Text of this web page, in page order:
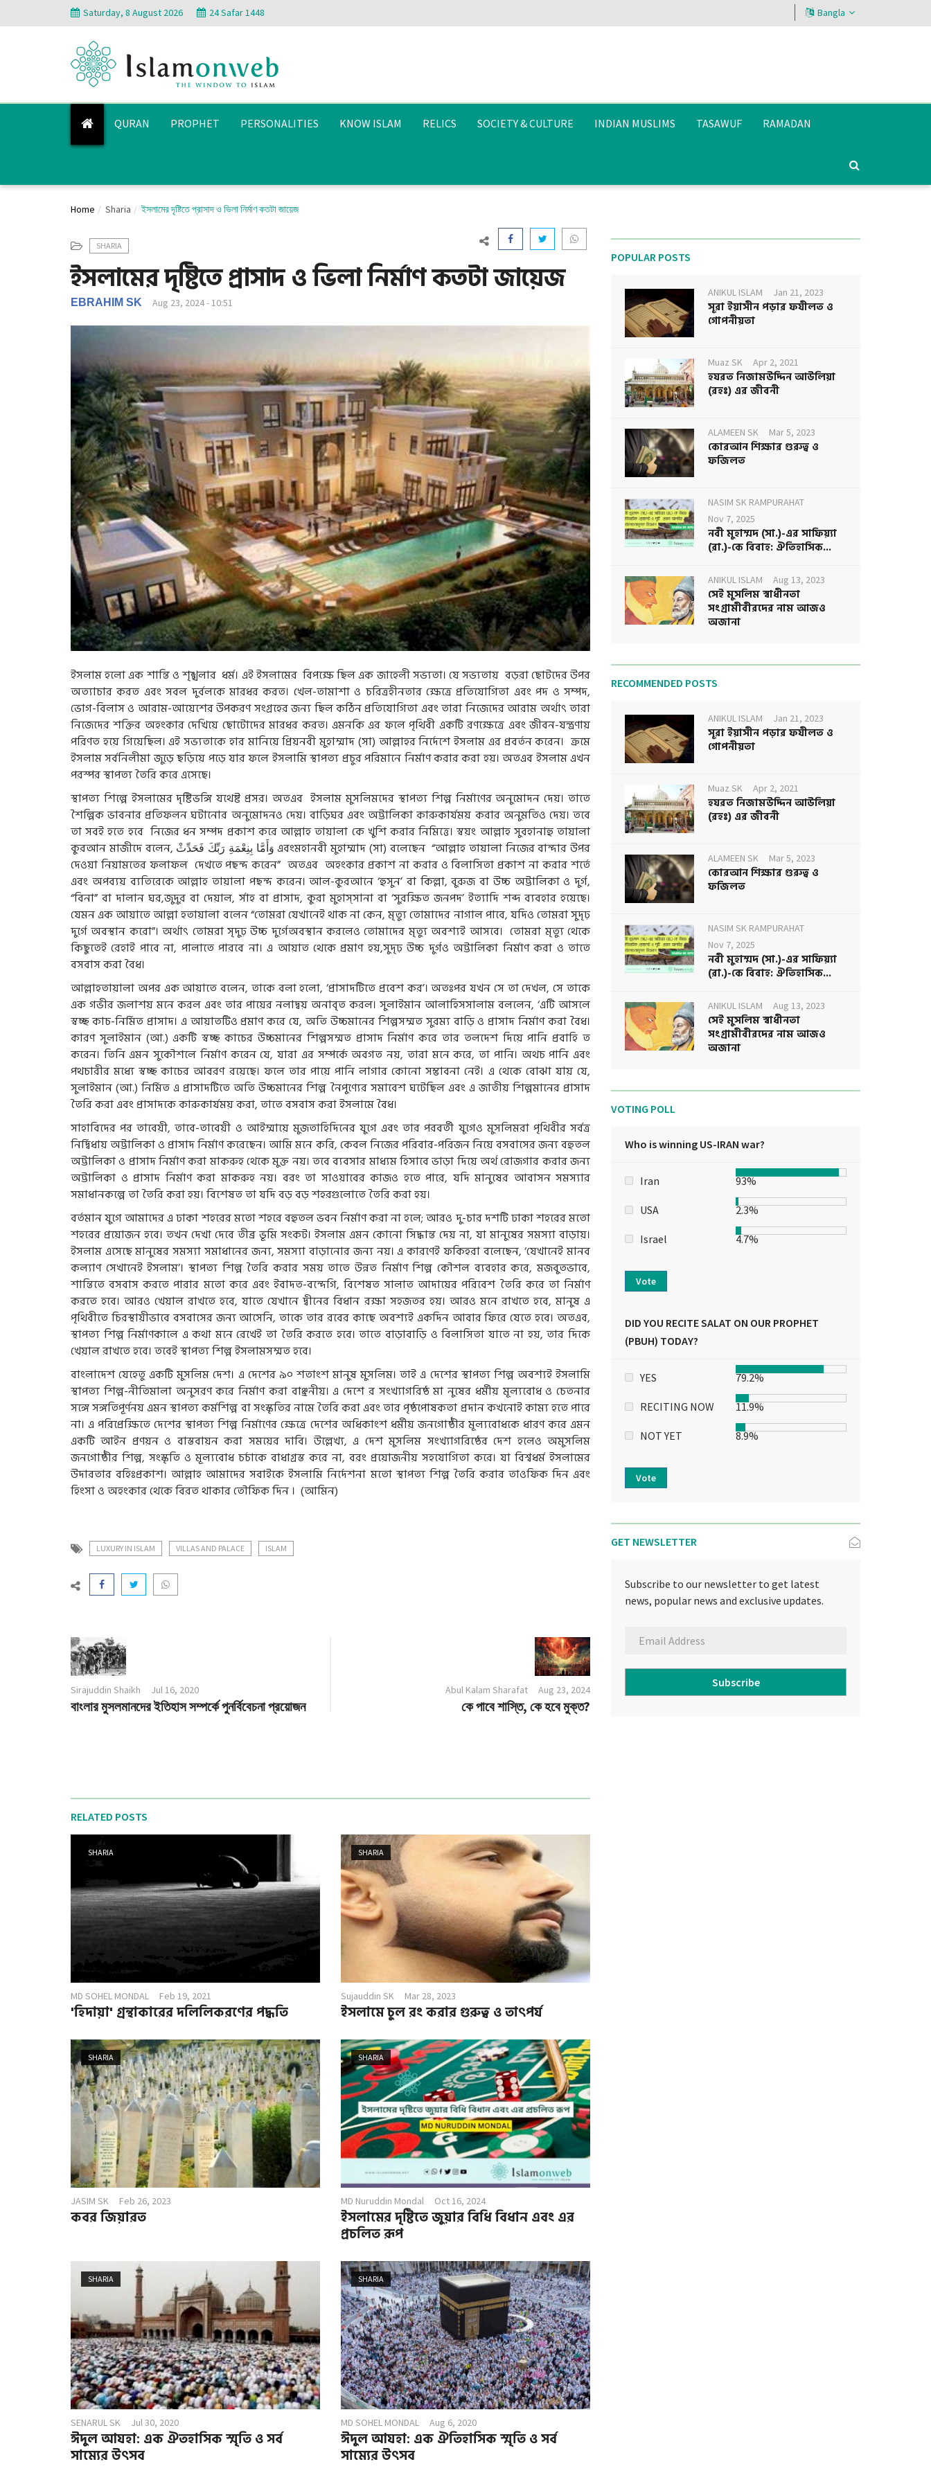
Saturday, 8 August 2026 24 Safar 1448 Bangla
QURAN PROPHET PERSONALITIES KNOW ISLAM RELICS SOCIETY & CULTURE INDIAN MUSLIMS TASAWUF RAMADAN
Home Sharia ইসলামের দৃষ্টিতে প্রাসাদ ও ভিলা নির্মাণ কতটা জায়েজ
SHARIA
ইসলামের দৃষ্টিতে প্রাসাদ ও ভিলা নির্মাণ কতটা জায়েজ
EBRAHIM SK Aug 23, 2024 - 10:51
ইসলাম হলো এক শান্তি ও শৃঙ্খলার ধর্ম। এই ইসলামের বিপক্ষে ছিল এক জাহেলী সভ্যতা। যে সভ্যতায় বড়রা ছোটদের উপর
অত্যাচার করত এবং সবল দুর্বলকে মারধর করত। খেল-তামাশা ও চরিত্রহীনতার ক্ষেত্রে প্রতিযোগিতা এবং পদ ও সম্পদ,
ভোগ-বিলাস ও আরাম-আয়েশের উপকরণ সংগ্রহের জন্য ছিল কঠিন প্রতিযোগিতা এবং তারা নিজেদের আরাম অর্থাৎ তারা
নিজেদের শক্তির অহংকার দেখিয়ে ছোটোদের মারধর করত। এমনকি এর ফলে পৃথিবী একটি রণক্ষেত্রে এবং জীবন-যন্ত্রণায়
পরিণত হয়ে গিয়েছিল। এই সভ্যতাকে হার মানিয়ে প্রিয়নবী মুহাম্মাদ (সা) আল্লাহর নির্দেশে ইসলাম এর প্রবর্তন করেন। ক্রমে
ইসলাম সর্বনিলীমা জুড়ে ছড়িয়ে পড়ে যার ফলে ইসলামি স্থাপত্য প্রচুর পরিমানে নির্মাণ করার করা হয়। অতএব ইসলাম এখন
পরস্পর স্থাপত্য তৈরি করে এসেছে।
স্থাপত্য শিল্পে ইসলামের দৃষ্টিভঙ্গি যথেষ্ট প্রসর। অতএব ইসলাম মুসলিমদের স্থাপত্য শিল্প নির্মাণের অনুমোদন দেয়। তাতে
শৈল্পিক ভাবনার প্রতিফলন ঘটানোর অনুমোদনও দেয়। বাড়িঘর এবং অট্টালিকা কারুকার্যময় করার অনুমতিও দেয়। তবে
তা সবই হতে হবে নিজের ধন সম্পদ প্রকাশ করে আল্লাহ তায়ালা কে খুশি করার নিমিত্তে। স্বয়ং আল্লাহ সুবহানাহু তায়ালা
কুরআন মাজীদে বলেন,
وَأَمَّا بِنِعْمَةِ رَبِّكَ فَحَدِّثْ
এবংমহানবী মুহাম্মাদ (সা) বলেছেন “আল্লাহ তায়ালা নিজের বান্দার উপর
দেওয়া নিয়ামতের ফলাফল দেখতে পছন্দ করেন” অতএব অহংকার প্রকাশ না করার ও বিলাসিতা প্রকাশ না করার শর্তে
এবং অপব্যয় ব্যতিরেকে আল্লাহ তায়ালা পছন্দ করেন। আল-কুরআনে ‘হুসুন’ বা কিল্লা, বুরুজ বা উচ্চ অট্টালিকা ও দুর্গ,
“বিনা” বা দালান ঘর,জুদুর বা দেয়াল, র্সাহ বা প্রাসাদ, কুরা মুহাস্সানা বা ‘সুরক্ষিত জনপদ’ ইত্যাদি শব্দ ব্যবহার হয়েছে।
যেমন এক আয়াতে আল্লা হতায়ালা বলেন “তোমরা যেখানেই থাক না কেন, মৃত্যু তোমাদের নাগাল পাবে, যদিও তোমরা সুদৃঢ়
দুর্গে অবস্থান করো”। অর্থাৎ তোমরা সৃদুঢ় উচ্চ দুর্গেঅবস্থান করলেও তোমাদের মৃত্যু অবশ্যই আসবে। তোমরা মৃত্যু থেকে
কিছুতেই রেহাই পাবে না, পালাতে পারবে না। এ আয়াত থেকে প্রমাণ হয়,সুদৃঢ় উচ্চ দুর্গও অট্টালিকা নির্মাণ করা ও তাতে
বসবাস করা বৈধ।
আল্লাহতায়ালা অপর এক আয়াতে বলেন, তাকে বলা হলো, ‘প্রাসাদটিতে প্রবেশ কর’। অতঃপর যখন সে তা দেখল, সে তাকে
এক গভীর জলাশয় মনে করল এবং তার পায়ের নলাদ্বয় অনাবৃত করল। সুলাইমান আলাহিসসালাম বললেন, ‘এটি আসলে
স্বচ্ছ কাচ-নির্মিত প্রাসাদ। এ আয়াতটিও প্রমাণ করে যে, অতি উচ্চমানের শিল্পসম্মত সুরম্য বাড়ি ও প্রাসাদ নির্মাণ করা বৈধ।
কারণ সুলাইমান (আ.) একটি স্বচ্ছ কাচের উচ্চমানের শিল্পসম্মত প্রাসাদ নির্মাণ করে তার তলদেশ দিয়ে পানি প্রবাহি ত
করেন। তিনি এমন সুকৌশলে নির্মাণ করেন যে, যারা এর সম্পর্কে অবগত নয়, তারা মনে করে, তা পানি। অথচ পানি এবং
পথচারীর মধ্যে স্বচ্ছ কাচের আবরণ রয়েছে। ফলে তার পায়ে পানি লাগার কোনো সম্ভাবনা নেই। এ থেকে বোঝা যায় যে,
সুলাইমান (আ.) নির্মিত এ প্রাসাদটিতে অতি উচ্চমানের শিল্প নৈপুণ্যের সমাবেশ ঘটেছিল এবং এ জাতীয় শিল্পমানের প্রাসাদ
তৈরি করা এবং প্রাসাদকে কারুকার্যময় করা, তাতে বসবাস করা ইসলামে বৈধ।
সাহাবিদের পর তাবেয়ী, তাবে-তাবেয়ী ও আইম্মায়ে মুজতাহিদিনের যুগে এবং তার পরবর্তী যুগেও মুসলিমরা পৃথিবীর সর্বত্র
নির্দ্বিধায় অট্টালিকা ও প্রাসাদ নির্মাণ করেছেন। আমি মনে করি, কেবল নিজের পরিবার-পরিজন নিয়ে বসবাসের জন্য বহুতল
অট্টালিকা ও প্রাসাদ নির্মাণ করা মাকরুহ থেকে মুক্ত নয়। তবে ব্যবসার মাধ্যম হিসাবে ভাড়া দিয়ে অর্থ রোজগার করার জন্য
অট্টালিকা ও প্রাসাদ নির্মাণ করা মাকরুহ নয়। বরং তা সাওয়াবের কাজও হতে পারে, যদি মানুষের আবাসন সমস্যার
সমাধানকল্পে তা তৈরি করা হয়। বিশেষত তা যদি বড় বড় শহরগুলোতে তৈরি করা হয়।
বর্তমান যুগে আমাদের এ ঢাকা শহরের মতো শহরে বহুতল ভবন নির্মাণ করা না হলে; আরও দু-চার দশটি ঢাকা শহরের মতো
শহরের প্রয়োজন হবে। তখন দেখা দেবে তীব্র ভূমি সংকট। ইসলাম এমন কোনো সিদ্ধান্ত দেয় না, যা মানুষের সমস্যা বাড়ায়।
ইসলাম এসেছে মানুষের সমস্যা সমাধানের জন্য, সমস্যা বাড়ানোর জন্য নয়। এ কারণেই ফকিহরা বলেছেন, ‘যেখানেই মানব
কল্যাণ সেখানেই ইসলাম’। স্থাপত্য শিল্প তৈরি করার সময় তাতে উন্নত নির্মাণ শিল্প কৌশল ব্যবহার করে, মজবুতভাবে,
শান্তিতে বসবাস করতে পারার মতো করে এবং ইবাদত-বন্দেগি, বিশেষত সালাত আদায়ের পরিবেশ তৈরি করে তা নির্মাণ
করতে হবে। আরও খেয়াল রাখতে হবে, যাতে যেখানে দ্বীনের বিধান রক্ষা সহজতর হয়। আরও মনে রাখতে হবে, মানুষ এ
পৃথিবীতে চিরস্থায়ীভাবে বসবাসের জন্য আসেনি, তাকে তার রবের কাছে অবশ্যই একদিন আবার ফিরে যেতে হবে। অতএব,
স্থাপত্য শিল্প নির্মাণকালে এ কথা মনে রেখেই তা তৈরি করতে হবে। তাতে বাড়াবাড়ি ও বিলাসিতা যাতে না হয়, তার দিকে
খেয়াল রাখতে হবে। তবেই স্থাপত্য শিল্প ইসলামসম্মত হবে।
বাংলাদেশ যেহেতু একটি মুসলিম দেশ। এ দেশের ৯০ শতাংশ মানুষ মুসলিম। তাই এ দেশের স্থাপত্য শিল্প অবশ্যই ইসলামি
স্থাপত্য শিল্প-নীতিমালা অনুসরণ করে নির্মাণ করা বাঞ্ছনীয়। এ দেশে র সংখ্যাগরিষ্ঠ মা নুষের ধর্মীয় মূল্যবোধ ও চেতনার
সঙ্গে সঙ্গতিপূর্ণনয় এমন স্থাপত্য কর্মশিল্প বা সংস্কৃতির নামে তৈরি করা এবং তার পৃষ্ঠপোষকতা প্রদান কখনোই কাম্য হতে পারে
না। এ পরিপ্রেক্ষিতে দেশের স্থাপত্য শিল্প নির্মাণের ক্ষেত্রে দেশের অধিকাংশ ধর্মীয় জনগোষ্ঠীর মূল্যবোধকে ধারণ করে এমন
একটি আইন প্রণয়ন ও বাস্তবায়ন করা সময়ের দাবি। উল্লেখ্য, এ দেশ মুসলিম সংখ্যাগরিষ্ঠের দেশ হলেও অমুসলিম
জনগোষ্ঠীর শিল্প, সংস্কৃতি ও মূল্যবোধ চর্চাকে বাধাগ্রস্ত করে না, বরং প্রয়োজনীয় সহযোগিতা করে। যা বিশ্বধর্ম ইসলামের
উদারতার বহিঃপ্রকাশ। আল্লাহ আমাদের সবাইকে ইসলামি নির্দেশনা মতো স্থাপত্য শিল্প তৈরি করার তাওফিক দিন এবং
হিংসা ও অহংকার থেকে বিরত থাকার তৌফিক দিন । (আমিন)
LUXURY IN ISLAM VILLAS AND PALACE ISLAM
Sirajuddin Shaikh Jul 16, 2020
বাংলার মুসলমানদের ইতিহাস সম্পর্কে পুনর্বিবেচনা প্রয়োজন
Abul Kalam Sharafat Aug 23, 2024
কে পাবে শাস্তি, কে হবে মুক্ত?
RELATED POSTS
SHARIA
MD SOHEL MONDAL Feb 19, 2021
'হিদায়া' গ্রন্থাকারের দলিলিকরণের পদ্ধতি
SHARIA
Sujauddin SK Mar 28, 2023
ইসলামে চুল রং করার গুরুত্ব ও তাৎপর্য
SHARIA
JASIM SK Feb 26, 2023
কবর জিয়ারত
SHARIA
MD Nuruddin Mondal Oct 16, 2024
ইসলামের দৃষ্টিতে জুয়ার বিধি বিধান এবং এর
প্রচলিত রূপ
SHARIA
SENARUL SK Jul 30, 2020
ঈদুল আযহা: এক ঐতহাসিক স্মৃতি ও সর্ব
সাম্যের উৎসব
SHARIA
MD SOHEL MONDAL Aug 6, 2020
ঈদুল আযহা: এক ঐতিহাসিক স্মৃতি ও সর্ব
সাম্যের উৎসব
POPULAR POSTS
ANIKUL ISLAM Jan 21, 2023
সূরা ইয়াসীন পড়ার ফযীলত ও
গোপনীয়তা
Muaz SK Apr 2, 2021
হযরত নিজামউদ্দিন আউলিয়া
(রহঃ) এর জীবনী
ALAMEEN SK Mar 5, 2023
কোরআন শিক্ষার গুরুত্ব ও
ফজিলত
NASIM SK RAMPURAHAT
Nov 7, 2025
নবী মুহাম্মদ (সা.)-এর সাফিয়্যা
(রা.)-কে বিবাহ: ঐতিহাসিক...
ANIKUL ISLAM Aug 13, 2023
সেই মুসলিম স্বাধীনতা
সংগ্রামীবীরদের নাম আজও
অজানা
RECOMMENDED POSTS
ANIKUL ISLAM Jan 21, 2023
সূরা ইয়াসীন পড়ার ফযীলত ও
গোপনীয়তা
Muaz SK Apr 2, 2021
হযরত নিজামউদ্দিন আউলিয়া
(রহঃ) এর জীবনী
ALAMEEN SK Mar 5, 2023
কোরআন শিক্ষার গুরুত্ব ও
ফজিলত
NASIM SK RAMPURAHAT
Nov 7, 2025
নবী মুহাম্মদ (সা.)-এর সাফিয়্যা
(রা.)-কে বিবাহ: ঐতিহাসিক...
ANIKUL ISLAM Aug 13, 2023
সেই মুসলিম স্বাধীনতা
সংগ্রামীবীরদের নাম আজও
অজানা
VOTING POLL
Who is winning US-IRAN war?
Iran 93%
USA 2.3%
Israel 4.7%
Vote
DID YOU RECITE SALAT ON OUR PROPHET
(PBUH) TODAY?
YES 79.2%
RECITING NOW 11.9%
NOT YET 8.9%
Vote
GET NEWSLETTER
Subscribe to our newsletter to get latest
news, popular news and exclusive updates.
Subscribe